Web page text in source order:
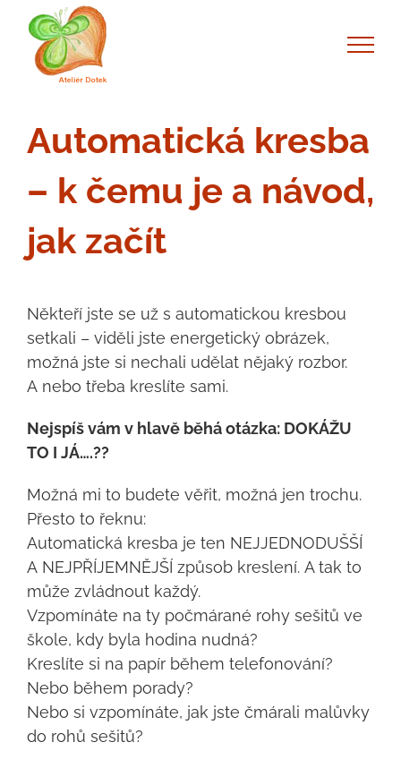
content
Automatická kresba
– k čemu je a návod,
jak začít
Někteří jste se už s automatickou kresbou
setkali – viděli jste energetický obrázek,
možná jste si nechali udělat nějaký rozbor.
A nebo třeba kreslíte sami.
Nejspíš vám v hlavě běhá otázka: DOKÁŽU
TO I JÁ….??
Možná mi to budete věřit, možná jen trochu.
Přesto to řeknu:
Automatická kresba je ten NEJJEDNODUŠŠÍ
A NEJPŘÍJEMNĚJŠÍ způsob kreslení. A tak to
může zvládnout každý.
Vzpomínáte na ty počmárané rohy sešitů ve
škole, kdy byla hodina nudná?
Kreslíte si na papír během telefonování?
Nebo během porady?
Nebo si vzpomínáte, jak jste čmárali malůvky
do rohů sešitů?